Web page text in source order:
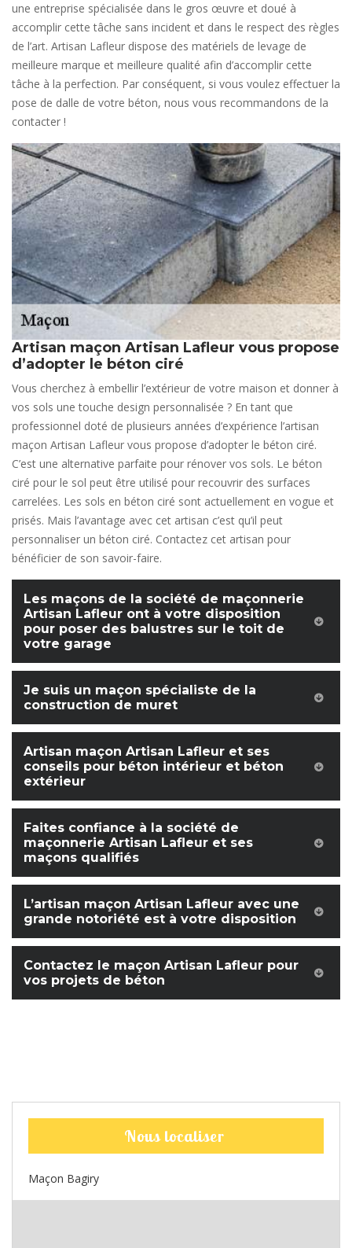
une entreprise spécialisée dans le gros œuvre et doué à
accomplir cette tâche sans incident et dans le respect des règles
de l’art. Artisan Lafleur dispose des matériels de levage de
meilleure marque et meilleure qualité afin d’accomplir cette
tâche à la perfection. Par conséquent, si vous voulez effectuer la
pose de dalle de votre béton, nous vous recommandons de la
contacter !
Artisan maçon Artisan Lafleur vous propose
d’adopter le béton ciré
Vous cherchez à embellir l’extérieur de votre maison et donner à
vos sols une touche design personnalisée ? En tant que
professionnel doté de plusieurs années d’expérience l’artisan
maçon Artisan Lafleur vous propose d’adopter le béton ciré.
C’est une alternative parfaite pour rénover vos sols. Le béton
ciré pour le sol peut être utilisé pour recouvrir des surfaces
carrelées. Les sols en béton ciré sont actuellement en vogue et
prisés. Mais l’avantage avec cet artisan c’est qu’il peut
personnaliser un béton ciré. Contactez cet artisan pour
bénéficier de son savoir-faire.
Les maçons de la société de maçonnerie
Artisan Lafleur ont à votre disposition
pour poser des balustres sur le toit de
votre garage
Je suis un maçon spécialiste de la
construction de muret
Artisan maçon Artisan Lafleur et ses
conseils pour béton intérieur et béton
extérieur
Faites confiance à la société de
maçonnerie Artisan Lafleur et ses
maçons qualifiés
L’artisan maçon Artisan Lafleur avec une
grande notoriété est à votre disposition
Contactez le maçon Artisan Lafleur pour
vos projets de béton
Nous localiser
Maçon Bagiry